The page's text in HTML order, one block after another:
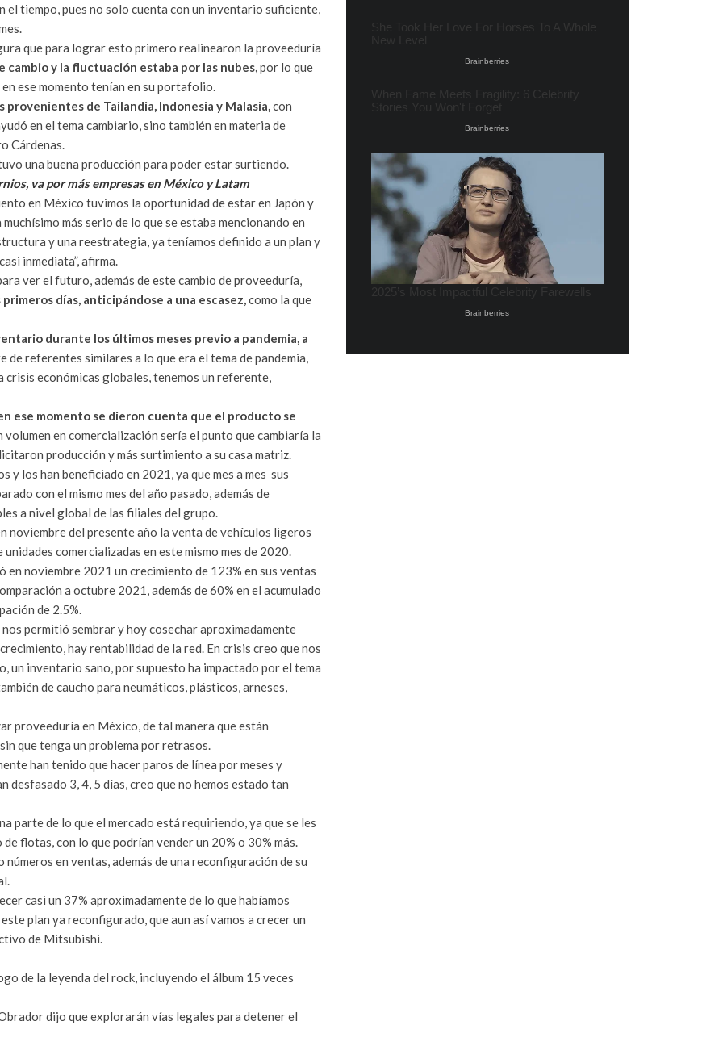
el tiempo, pues no solo cuenta con un inventario suficiente,
que para lograr esto primero realinearon la proveeduría
cambio y la fluctuación estaba por las nubes,por lo que
ese momento tenían en su portafolio.
de Tailandia, Indonesia y Malasia,con
en el tema cambiario, sino también en materia de
Cárdenas.
una buena producción para poder estar surtiendo.
va por más empresas en México y Latam
en México tuvimos la oportunidad de estar en Japón y
más serio de lo que se estaba mencionando en
y una reestrategia, ya teníamos definido a un plan y
inmediata”, afirma.
ver el futuro, además de este cambio de proveeduría,
días, anticipándose a una escasez,como la que
durante los últimos meses previo a pandemia, a
de referentes similares a lo que era el tema de pandemia,
económicas globales, tenemos un referente,
ese momento se dieron cuenta que el producto se
volumen en comercialización sería el punto que cambiaría la
producción y más surtimiento a su casa matriz.
los han beneficiado en 2021, ya que mes a mes sus
con el mismo mes del año pasado, además de
a nivel global de las filiales del grupo.
noviembre del presente año la venta de vehículos ligeros
comercializadas en este mismo mes de 2020.
noviembre 2021 un crecimiento de 123% en sus ventas
a octubre 2021, además de 60% en el acumulado
de 2.5%.
permitió sembrar y hoy cosechar aproximadamente
hay rentabilidad de la red. En crisis creo que nos
un inventario sano, por supuesto ha impactado por el tema
de caucho para neumáticos, plásticos, arneses,
proveeduría en México, de tal manera que están
que tenga un problema por retrasos.
han tenido que hacer paros de línea por meses y
desfasado 3, 4, 5 días, creo que no hemos estado tan
parte de lo que el mercado está requiriendo, ya que se les
flotas, con lo que podrían vender un 20% o 30% más.
en ventas, además de una reconfiguración de su
casi un 37% aproximadamente de lo que habíamos
plan ya reconfigurado, que aun así vamos a crecer un
de Mitsubishi.
de la leyenda del rock, incluyendo el álbum 15 veces
dijo que explorarán vías legales para detener el